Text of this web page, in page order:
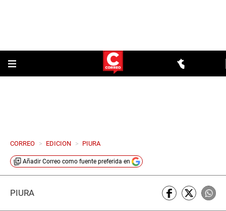
CORREO > EDICION > PIURA
Añadir Correo como fuente preferida en
PIURA